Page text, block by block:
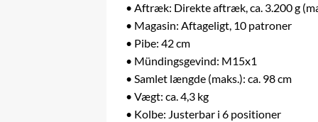
• Aftræk: Direkte aftræk, ca. 3.200 g
• Magasin: Aftageligt, 10 patroner
• Pibe: 42 cm
• Mündingsgevind: M15x1
• Samlet længde (maks.): ca. 98 cm
• Vægt: ca. 4,3 kg
• Kolbe: Justerbar i 6 positioner